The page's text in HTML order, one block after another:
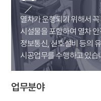
열차가 운행되기 위해서
시설물을 포함하여 열차
정보통신, 신호설비 등의
시공업무를 수행하고 있습
업무분야